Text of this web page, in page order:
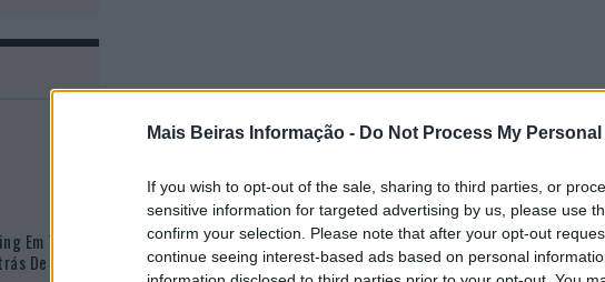
Mais Beiras Informação - Do Not Process My
If you wish to opt-out of the sale, sharing to third parties, or
sensitive information for targeted advertising by us, please use
confirm your selection. Please note that after your opt-out
continue seeing interest-based ads based on personal
Em Todo
De